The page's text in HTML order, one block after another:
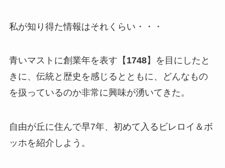
私が知り得た情報はそれくらい・・・
青いマストに創業年を表す【 1748】を目にしたと
きに、伝統と歴史を感じるとともに、どんなもの
を扱っているのか非常に興味が湧いてきた。
自由が丘に住んで早7年、初めて入るビレロイ＆ボ
ッホを紹介しよう。